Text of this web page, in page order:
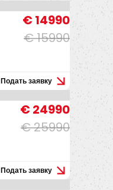
€ 15990
€ 14990
Подать заявку
€ 25990
€ 24990
Подать заявку